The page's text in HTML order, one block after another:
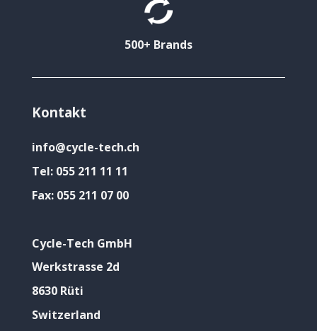
500+ Brands
Kontakt
info@cycle-tech.ch
Tel: 055 211 11 11
Fax: 055 211 07 00
Cycle-Tech GmbH
Werkstrasse 2d
8630 Rüti
Switzerland